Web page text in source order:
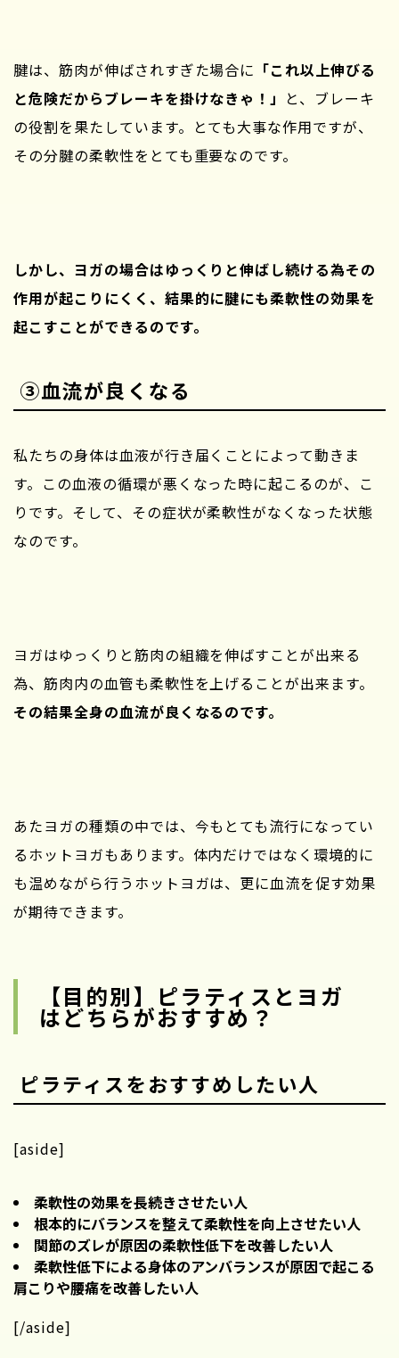
腱は、筋肉が伸ばされすぎた場合に 「これ以上伸びる
と危険だからブレーキを掛けなきゃ！」 と、ブレーキ
の役割を果たしています。とても大事な作用ですが、
その分腱の柔軟性をとても重要なのです。
しかし、ヨガの場合はゆっくりと伸ばし続ける為その
作用が起こりにくく、結果的に腱にも柔軟性の効果を
起こすことができるのです。
③血流が良くなる
私たちの身体は血液が行き届くことによって動きま
す。この血液の循環が悪くなった時に起こるのが、こ
りです。そして、その症状が柔軟性がなくなった状態
なのです。
ヨガはゆっくりと筋肉の組織を伸ばすことが出来る
為、筋肉内の血管も柔軟性を上げることが出来ます。
その結果全身の血流が良くなるのです。
あたヨガの種類の中では、今もとても流行になってい
るホットヨガもあります。体内だけではなく環境的に
も温めながら行うホットヨガは、更に血流を促す効果
が期待できます。
【目的別】ピラティスとヨガ
はどちらがおすすめ？
ピラティスをおすすめしたい人
[aside]
柔軟性の効果を長続きさせたい人
根本的にバランスを整えて柔軟性を向上させたい人
関節のズレが原因の柔軟性低下を改善したい人
柔軟性低下による身体のアンバランスが原因で起こる
肩こりや腰痛を改善したい人
[/aside]